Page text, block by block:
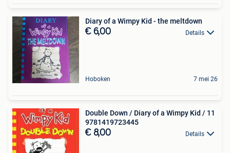
Diary of a Wimpy Kid - the meltdown
€ 6,00 Details
Hoboken 7 mei 26
Double Down / Diary of a Wimpy Kid / 11
9781419723445
€ 8,00 Details